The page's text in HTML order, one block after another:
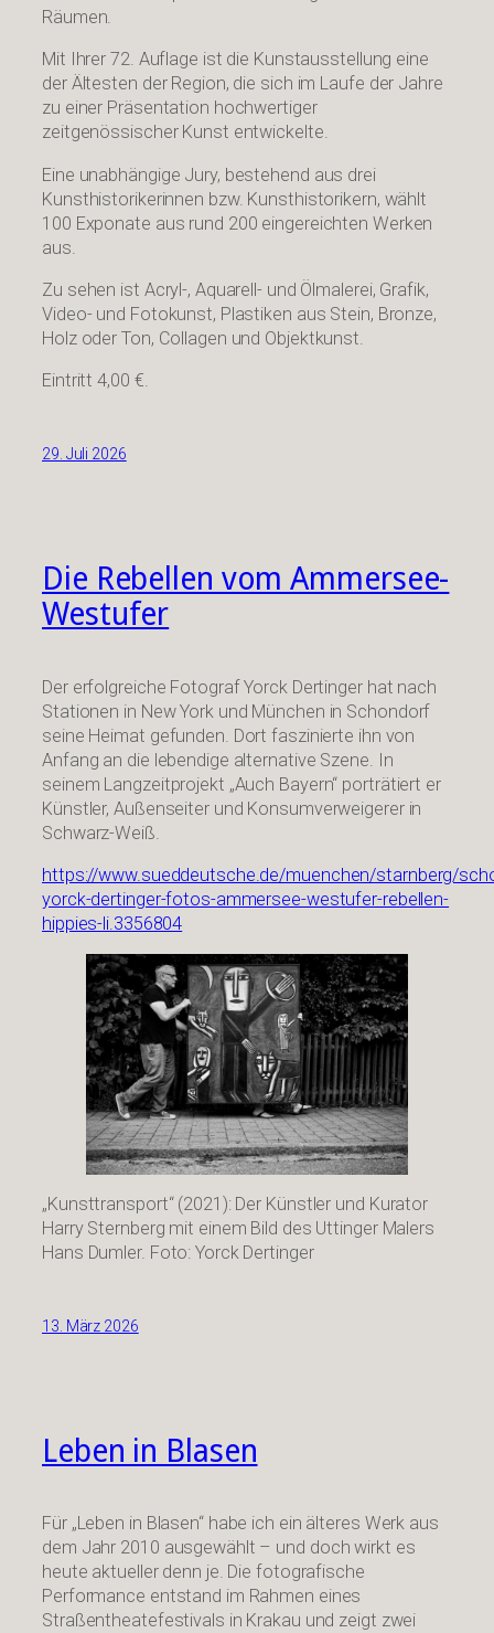
Räumen.
Mit Ihrer 72. Auflage ist die Kunstausstellung eine
der Ältesten der Region, die sich im Laufe der Jahre
zu einer Präsentation hochwertiger
zeitgenössischer Kunst entwickelte.
Eine unabhängige Jury, bestehend aus drei
Kunsthistorikerinnen bzw. Kunsthistorikern, wählt
100 Exponate aus rund 200 eingereichten Werken
aus.
Zu sehen ist Acryl-, Aquarell- und Ölmalerei, Grafik,
Video- und Fotokunst, Plastiken aus Stein, Bronze,
Holz oder Ton, Collagen und Objektkunst.
Eintritt 4,00 €.
29. Juli 2026
Die Rebellen vom Ammersee-
Westufer
Der erfolgreiche Fotograf Yorck Dertinger hat nach
Stationen in New York und München in Schondorf
seine Heimat gefunden. Dort faszinierte ihn von
Anfang an die lebendige alternative Szene. In
seinem Langzeitprojekt „Auch Bayern“ porträtiert er
Künstler, Außenseiter und Konsumverweigerer in
Schwarz-Weiß.
https://www.sueddeutsche.de/muenchen/starnberg/
yorck-dertinger-fotos-ammersee-westufer-rebellen-
hippies-li.3356804
„Kunsttransport“ (2021): Der Künstler und Kurator
Harry Sternberg mit einem Bild des Uttinger Malers
Hans Dumler. Foto: Yorck Dertinger
13. März 2026
Leben in Blasen
Für „Leben in Blasen“ habe ich ein älteres Werk aus
dem Jahr 2010 ausgewählt – und doch wirkt es
heute aktueller denn je. Die fotografische
Performance entstand im Rahmen eines
Straßentheatefestivals in Krakau und zeigt zwei